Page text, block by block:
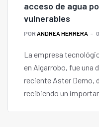
acceso de agua
vulnerables
POR ANDREA HERRERA
La empresa
en Algarrobo, fue una
reciente Aster Demo,
recibiendo un